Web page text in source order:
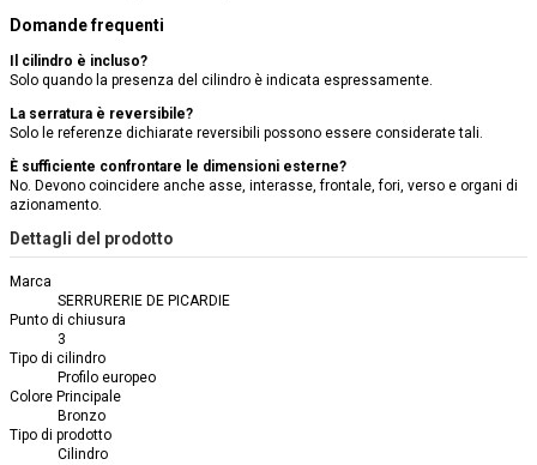
Domande frequenti
Il cilindro è incluso?
Solo quando la presenza del cilindro è indicata espressamente.
La serratura è reversibile?
Solo le referenze dichiarate reversibili possono essere considerate tali.
È sufficiente confrontare le dimensioni esterne?
No. Devono coincidere anche asse, interasse, frontale, fori, verso e organi di
azionamento.
Dettagli del prodotto
Marca
SERRURERIE DE PICARDIE
Punto di chiusura
3
Tipo di cilindro
Profilo europeo
Colore Principale
Bronzo
Tipo di prodotto
Cilindro